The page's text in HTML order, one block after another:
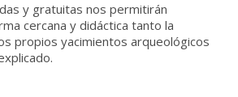
y gratuitas nos permitirán
cercana y didáctica tanto la
propios yacimientos arqueológicos